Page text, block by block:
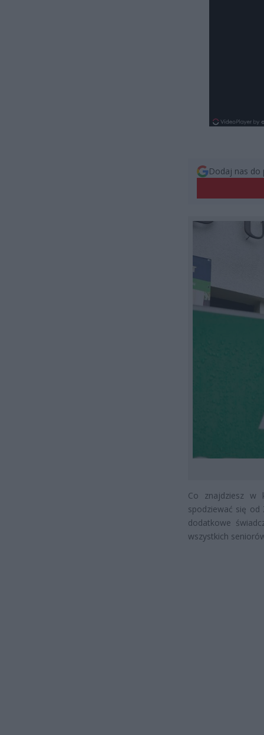
Dodaj nas do
Co znajdziesz w
spodziewać się
dodatkowe
wszystkich